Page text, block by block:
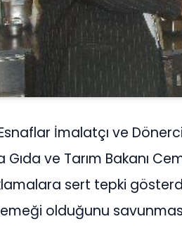
İmalatçı ve
ve Tarım Bakanı
sert tepki
olduğunu